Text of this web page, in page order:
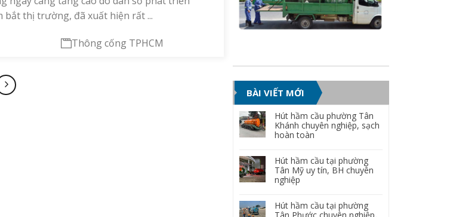
bắt thị trường, đã xuất hiện rất ...
Thông cống TPHCM
BÀI VIẾT MỚI
Hút hầm cầu phường Tân
Khánh chuyên nghiệp, sạch
hoàn toàn
Hút hầm cầu tại phường
Tân Mỹ uy tín, BH chuyên
nghiệp
Hút hầm cầu tại phường